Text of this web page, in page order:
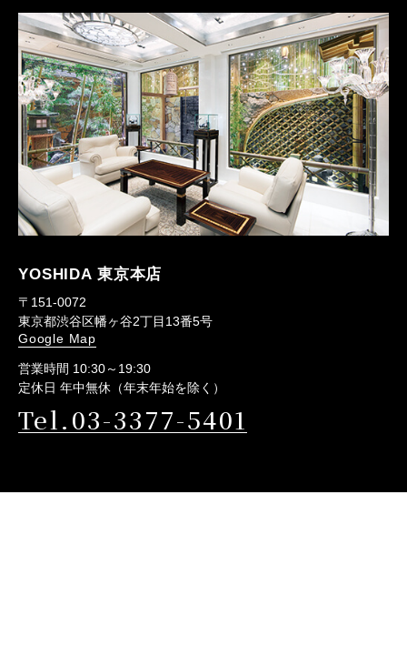
YOSHIDA 東京本店
〒151-0072
東京都渋谷区幡ヶ谷2丁目13番5号
Google Map
営業時間 10:30～19:30
定休日 年中無休（年末年始を除く）
Tel.03-3377-5401